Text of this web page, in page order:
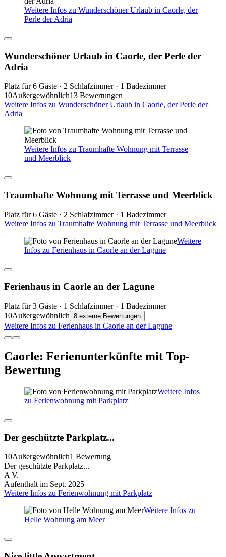
Weitere Infos zu Wunderschöner Urlaub in Caorle, der
Perle der Adria
Wunderschöner Urlaub in Caorle, der Perle der
Adria
Platz für 6 Gäste · 2 Schlafzimmer · 1 Badezimmer
10Außergewöhnlich13 Bewertungen
Weitere Infos zu Wunderschöner Urlaub in Caorle, der Perle der
Adria
Weitere Infos zu Traumhafte Wohnung mit Terrasse
und Meerblick
Traumhafte Wohnung mit Terrasse und Meerblick
Platz für 6 Gäste · 2 Schlafzimmer · 1 Badezimmer
Weitere Infos zu Traumhafte Wohnung mit Terrasse und Meerblick
Weitere
Infos zu Ferienhaus in Caorle an der Lagune
Ferienhaus in Caorle an der Lagune
Platz für 3 Gäste · 1 Schlafzimmer · 1 Badezimmer
10Außergewöhnlich 8 externe Bewertungen
Weitere Infos zu Ferienhaus in Caorle an der Lagune
Caorle: Ferienunterkünfte mit Top-
Bewertung
Weitere Infos
zu Ferienwohnung mit Parkplatz
Der geschützte Parkplatz...
10Außergewöhnlich1 Bewertung
Der geschützte Parkplatz...
A V.
Aufenthalt im Sept. 2025
Weitere Infos zu Ferienwohnung mit Parkplatz
Weitere Infos zu
Helle Wohnung am Meer